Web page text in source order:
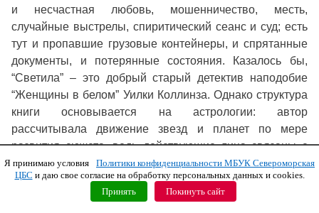
и несчастная любовь, мошенничество, месть,
случайные выстрелы, спиритический сеанс и суд; есть
тут и пропавшие грузовые контейнеры, и спрятанные
документы, и потерянные состояния. Казалось бы,
“Светила” – это добрый старый детектив наподобие
“Женщины в белом” Уилки Коллинза. Однако структура
книги основывается на астрологии: автор
рассчитывала движение звезд и планет по мере
развития сюжета, ведь действующие лица связаны с
небесными телами. Двенадцать “звездных” героев,
соответствующих зодиакальным знакам, и семь
“планетарных” – все вращаются вокруг героя-“земли”,
Я принимаю условия
Политики конфиденциальности МБУК Североморская
ЦБС и даю свое согласие на обработку персональных данных и cookies.
Принять
Покинуть сайт